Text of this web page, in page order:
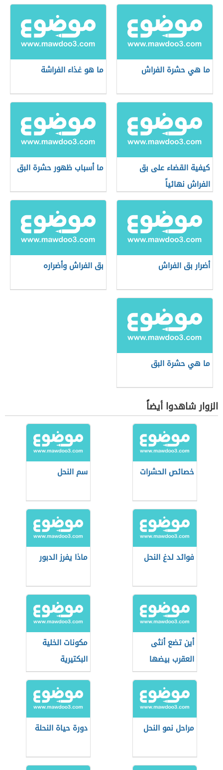
ما هي حشرة الفراش ما هو غذاء الفراشة
كيفية القضاء على بق
الفراش نهائياً
ما أسباب ظهور حشرة البق
أضرار بق الفراش بق الفراش وأضراره
ما هي حشرة البق
الزوار شاهدوا أيضاً
خصائص الحشرات سم النحل
فوائد لدغ النحل ماذا يفرز الدبور
أين تضع أنثى
العقرب بيضها
مكونات الخلية
البكتيرية
مراحل نمو النحل دورة حياة النحلة